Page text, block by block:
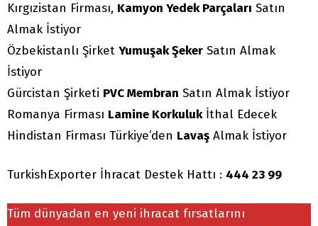
Kırgızistan Firması, Kamyon Yedek Parçaları Satın
Almak İstiyor
Özbekistanlı Şirket Yumuşak Şeker Satın Almak
İstiyor
Gürcistan Şirketi PVC Membran Satın Almak İstiyor
Romanya Firması Lamine Korkulukİthal Edecek
Hindistan Firması Türkiye’den Lavaş Almak İstiyor
TurkishExporter İhracat Destek Hattı : 444 23 99
Tüm dünyadan en yeni ihracat fırsatlarını